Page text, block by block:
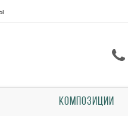
КОМПОЗИЦИИ